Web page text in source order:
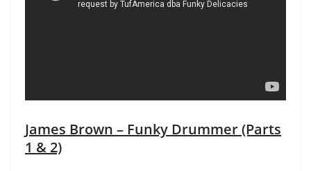
James Brown – Funky Drummer (Parts
1 & 2)